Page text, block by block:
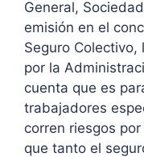
General,
emisión en el
Seguro
por la
cuenta que es
trabajadores
corren riesgos
que tanto el